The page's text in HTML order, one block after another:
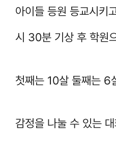
아이들 등원 등교시
시 30분 기상 후 학원
첫째는 10살 둘째는 6
감정을 나눌 수 있는